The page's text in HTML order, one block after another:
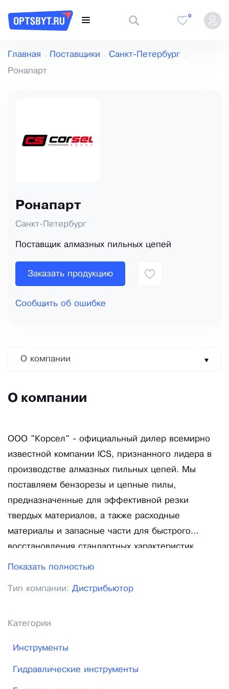
0
Главная Поставщики Санкт-Петербург
Ронапарт
Ронапарт
Санкт-Петербург
Поставщик алмазных пильных цепей
Заказать продукцию
Сообщить об ошибке
О компании
О компании
ООО "Корсел" - официальный дилер всемирно
известной компании ICS, признанного лидера в
производстве алмазных пильных цепей. Мы
поставляем бензорезы и цепные пилы,
предназначенные для эффективной резки
твердых материалов, а также расходные
материалы и запасные части для быстрого
восстановления стандартных характеристик
эксплуатируемого оборудования. В нашем
алмазные пильные цепи, предназначенные для
Для эффективного выполнения определенных
представлены пильные шины различного
размера. Бензиновые и гидравлические пилы для
Показать полностью
Тип компании: Дистрибьютор
Категории
Инструменты
Гидравлические инструменты